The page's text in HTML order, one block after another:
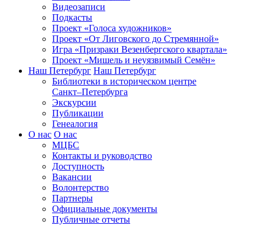
Видеозаписи
Подкасты
Проект «Голоса художников»
Проект «От Лиговского до Стремянной»
Игра «Призраки Везенбергского квартала»
Проект «Мишель и неуязвимый Семён»
Наш Петербург Наш Петербург
Библиотеки в историческом центре
Санкт–Петербурга
Экскурсии
Публикации
Генеалогия
О нас О нас
МЦБС
Контакты и руководство
Доступность
Вакансии
Волонтерство
Партнеры
Официальные документы
Публичные отчеты